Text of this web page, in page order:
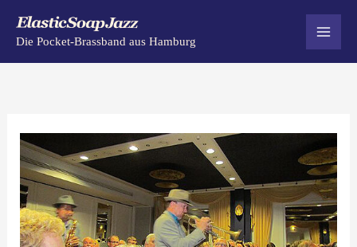
Inhalt
springen
Die Pocket-Brassband aus Hamburg